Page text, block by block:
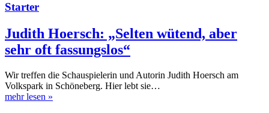
Starter
Judith Hoersch: „Selten wütend, aber
sehr oft fassungslos“
Wir treffen die Schauspielerin und Autorin Judith Hoersch am
Volkspark in Schöneberg. Hier lebt sie…
mehr lesen »